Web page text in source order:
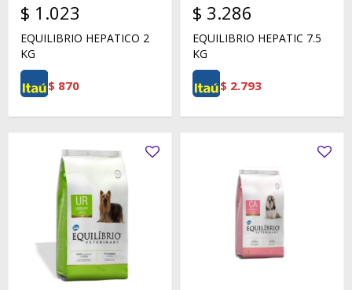
$ 1.023
EQUILIBRIO HEPATICO 2
KG
$ 870
$ 3.286
EQUILIBRIO HEPATIC 7.5
KG
$ 2.793